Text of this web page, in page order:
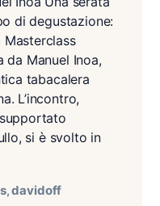
di degustazione:
da Manuel Inoa,
tabacalera
L’incontro,
si è svolto in
,davidoff